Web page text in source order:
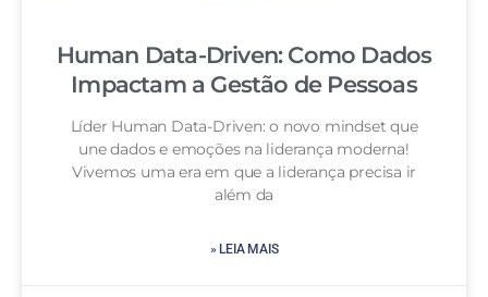
Human Data-Driven: Como Dados
Impactam a Gestão de Pessoas
Líder Human Data-Driven: o novo mindset que
une dados e emoções na liderança moderna!
Vivemos uma era em que a liderança precisa ir
além da
» LEIA MAIS